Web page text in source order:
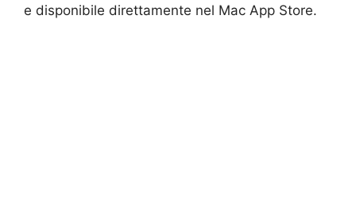
e disponibile direttamente nel Mac App Store.